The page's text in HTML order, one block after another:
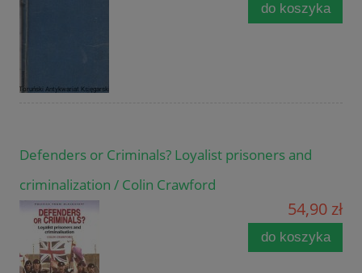
do koszyka
Defenders or Criminals? Loyalist prisoners and
criminalization / Colin Crawford
54,90 zł
do koszyka